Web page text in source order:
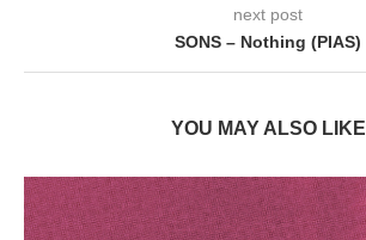
next post
SONS – Nothing (PIAS)
YOU MAY ALSO LIKE